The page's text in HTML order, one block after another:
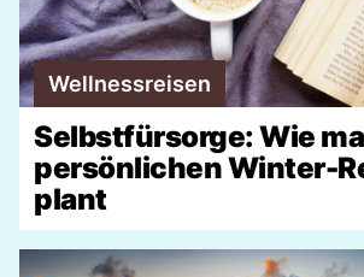
Wellnessreisen
Selbstfürsorge: Wie
persönlichen Winter-
plant